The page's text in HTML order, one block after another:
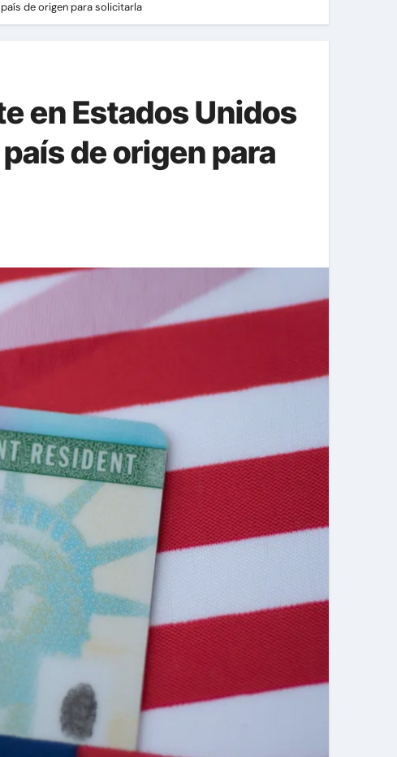
de origen para solicitarla
en Estados Unidos
de origen para